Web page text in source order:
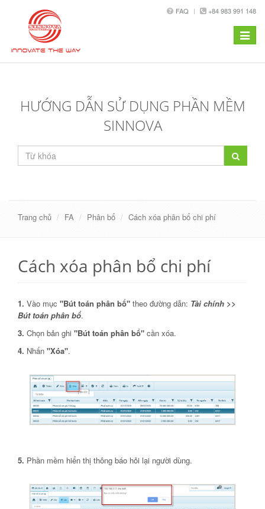
FAQ +84 983 991 148
Toggle
HƯỚNG DẪN SỬ DỤNG PHẦN MỀM
SINNOVA
Trang chủ FA Phân bổ Cách xóa phân bổ chi phí
Cách xóa phân bổ chi phí
1. Vào mục "Bút toán phân bổ" theo đường dẫn: Tài chính >>
Bút toán phân bổ.
3. Chọn bản ghi "Bút toán phân bổ" cần xóa.
4. Nhấn "Xóa".
5. Phần mềm hiển thị thông báo hỏi lại người dùng.